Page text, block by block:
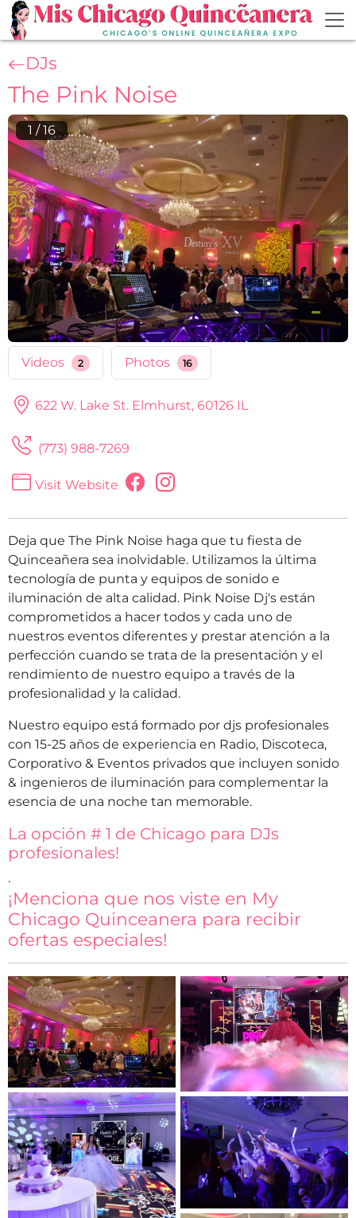
Skip to main content
DJs
The Pink Noise
1 /16
Videos 2 Photos 16
622 W. Lake St. Elmhurst, 60126 IL
(773) 988-7269
Visit Website
Deja que The Pink Noise haga que tu fiesta de
Quinceañera sea inolvidable. Utilizamos la última
tecnología de punta y equipos de sonido e
iluminación de alta calidad. Pink Noise Dj's están
comprometidos a hacer todos y cada uno de
nuestros eventos diferentes y prestar atención a la
perfección cuando se trata de la presentación y el
rendimiento de nuestro equipo a través de la
profesionalidad y la calidad.
Nuestro equipo está formado por djs profesionales
con 15-25 años de experiencia en Radio, Discoteca,
Corporativo & Eventos privados que incluyen sonido
& ingenieros de iluminación para complementar la
esencia de una noche tan memorable.
La opción # 1 de Chicago para DJs
profesionales!
.
¡Menciona que nos viste en My
Chicago Quinceanera para recibir
ofertas especiales!